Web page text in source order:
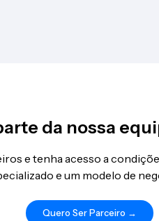
da nossa
e tenha acesso a
e um modelo de
Quero Ser Parceiro →